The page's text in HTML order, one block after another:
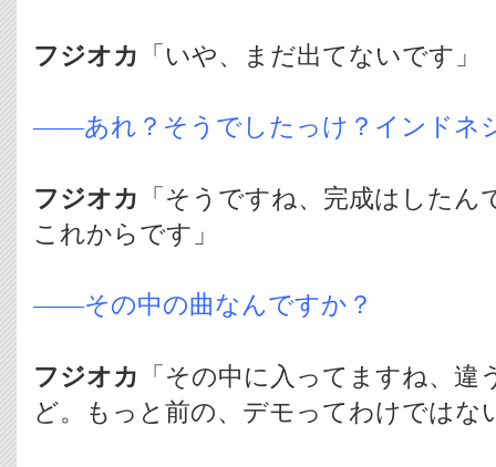
フジオカ 「いや、まだ出てないです」
――あれ？そうでしたっけ？インドネ
フジオカ
「そうですね、完成はした
これからです」
――その中の曲なんですか？
フジオカ
「その中に入ってますね、
ど。もっと前の、デモってわけではな